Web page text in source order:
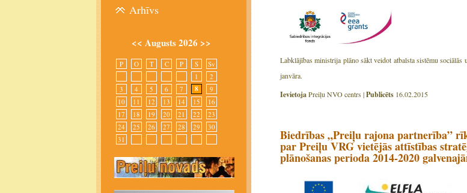
Labklājības ministrija plāno sākt veidot atbalsta sistēmu
janvāra.
IevietojaPreiļu NVO centrs |Publicēts 16.02.2015
Biedrības „Preiļu rajona partnerība”
par Preiļu VRG vietējās attīstības
plānošanas perioda 2014-2020
Arhīvs
<< Augusts 2026 >>
P O T C P S
Sv
1
2
3
4 5 6 7 8
9
10
11 12 13 14 15
16
17
18 19 20 21 22
23
24
25 26 27 28 29
30
31